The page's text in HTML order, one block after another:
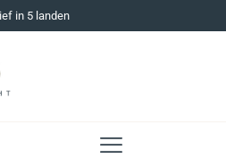
in 5 landen